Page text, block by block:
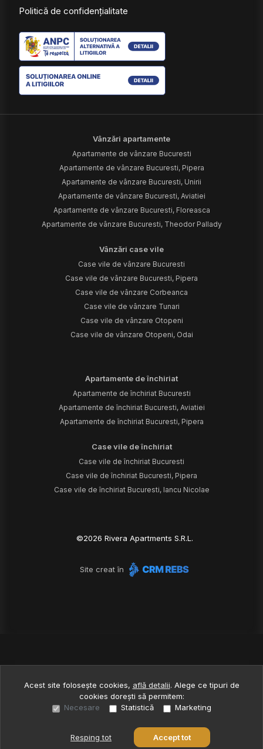
Sună acum Solicită vizionare
Politică de confidențialitate
Vânzări apartamente
Apartamente de vânzare Bucuresti
Apartamente de vânzare Bucuresti, Pipera
Apartamente de vânzare Bucuresti, Unirii
Apartamente de vânzare Bucuresti, Aviatiei
Apartamente de vânzare Bucuresti, Floreasca
Apartamente de vânzare Bucuresti, Theodor Pallady
Vânzări case vile
Case vile de vânzare Bucuresti
Case vile de vânzare Bucuresti, Pipera
Case vile de vânzare Corbeanca
Case vile de vânzare Tunari
Case vile de vânzare Otopeni
Case vile de vânzare Otopeni, Odai
Apartamente de închiriat
Apartamente de închiriat Bucuresti
Apartamente de închiriat Bucuresti, Aviatiei
Apartamente de închiriat Bucuresti, Pipera
Case vile de închiriat
Case vile de închiriat Bucuresti
Case vile de închiriat Bucuresti, Pipera
Case vile de închiriat Bucuresti, Iancu Nicolae
©2026 Rivera Apartments S.R.L.
Site creat în
Acest site folosește cookies, află detalii. Alege ce tipuri de
cookies dorești să permitem:
Necesare
Statistică Marketing
Resping tot Accept tot